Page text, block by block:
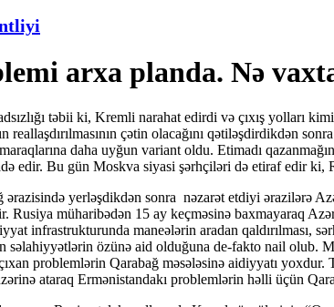
arxa planda. Nə
təbii ki, Kremli narahat edirdi və çıxış yolları
reallaşdırılmasının çətin olacağını qətiləşdirdikdən
daha uyğun variant oldu. Etimadı
edir. Bu gün Moskva siyasi şərhçiləri də etiraf edir ki,
ərazisində yerləşdikdən sonra nəzarət etdiyi ərazilərə
Rusiya müharibədən 15 ay keçməsinə baxmayaraq
infrastrukturunda maneələrin aradan
səlahiyyətlərin özünə aid olduğuna de-fakto nail olub.
problemlərin Qarabağ məsələsinə aidiyyatı
ataraq Ermənistandakı problemlərin həlli üçün